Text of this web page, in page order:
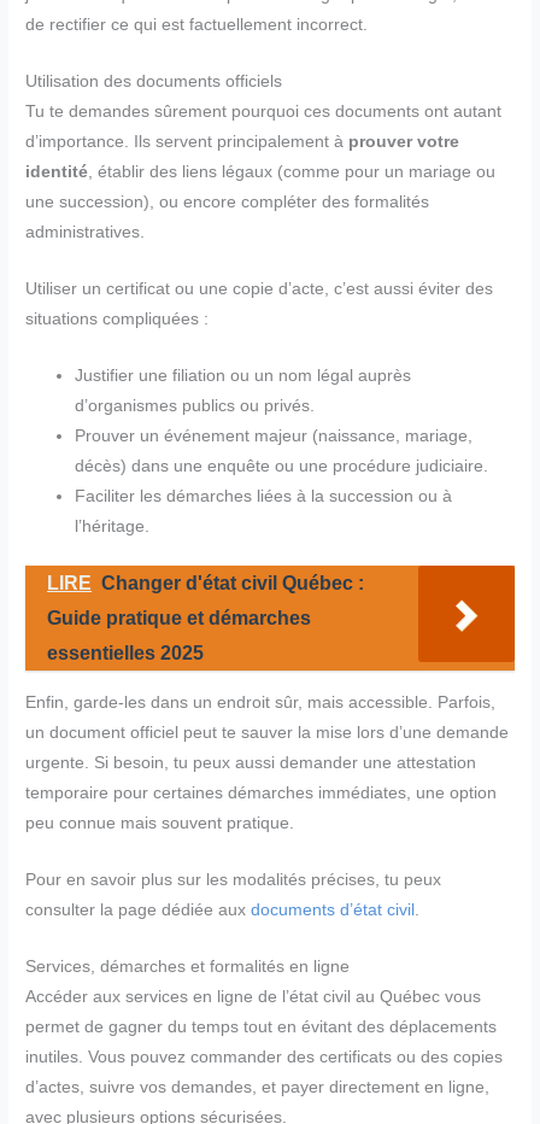
de rectifier ce qui est factuellement incorrect.
Utilisation des documents officiels
Tu te demandes sûrement pourquoi ces documents ont autant
d’importance. Ils servent principalement à prouver votre
identité, établir des liens légaux (comme pour un mariage ou
une succession), ou encore compléter des formalités
administratives.
Utiliser un certificat ou une copie d’acte, c’est aussi éviter des
situations compliquées :
Justifier une filiation ou un nom légal auprès
d’organismes publics ou privés.
Prouver un événement majeur (naissance, mariage,
décès) dans une enquête ou une procédure judiciaire.
Faciliter les démarches liées à la succession ou à
l’héritage.
LIRE Changer d'état civil Québec :
Guide pratique et démarches
essentielles 2025
Enfin, garde-les dans un endroit sûr, mais accessible. Parfois,
un document officiel peut te sauver la mise lors d’une demande
urgente. Si besoin, tu peux aussi demander une attestation
temporaire pour certaines démarches immédiates, une option
peu connue mais souvent pratique.
Pour en savoir plus sur les modalités précises, tu peux
consulter la page dédiée auxdocuments d’état civil
Services, démarches et formalités en ligne
Accéder aux services en ligne de l’état civil au Québec vous
permet de gagner du temps tout en évitant des déplacements
inutiles. Vous pouvez commander des certificats ou des copies
d’actes, suivre vos demandes, et payer directement en ligne,
avec plusieurs options sécurisées.